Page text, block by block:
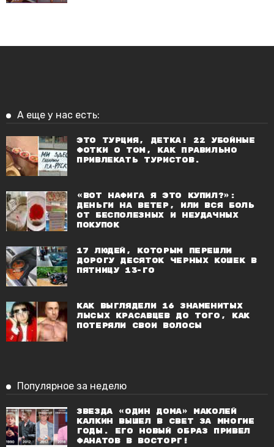
А еще у нас есть:
Это Турция, детка! 22 убойные
фотки о том, как правильно
привлекать туристов.
«ВОТ НАФИГА Я ЭТО КУПИЛ?»:
ДЕНЬГИ НА ВЕТЕР, ИЛИ ВСЯ БОЛЬ
ОТ БЕСПОЛЕЗНЫХ И НЕУДАЧНЫХ
ПОКУПОК
17 людей, которым перешли
дорогу десяток черных кошек в
пятницу 13-го
Как выглядели 16 знаменитых
лысых красавцев до того, как
потеряли свои волосы
Популярное за неделю
Звезда «Один дома» Маколей
Калкин вышел в свет за многие
годы. Его новый образ привел
фанатов в восторг!